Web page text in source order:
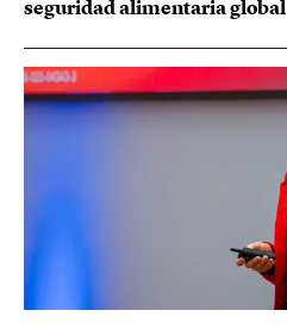
seguridad alimentaria global